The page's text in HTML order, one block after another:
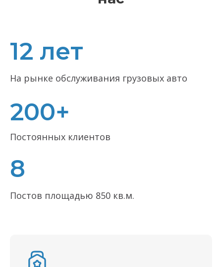
12 лет
На рынке обслуживания грузовых авто
200+
Постоянных клиентов
8
Постов площадью 850 кв.м.